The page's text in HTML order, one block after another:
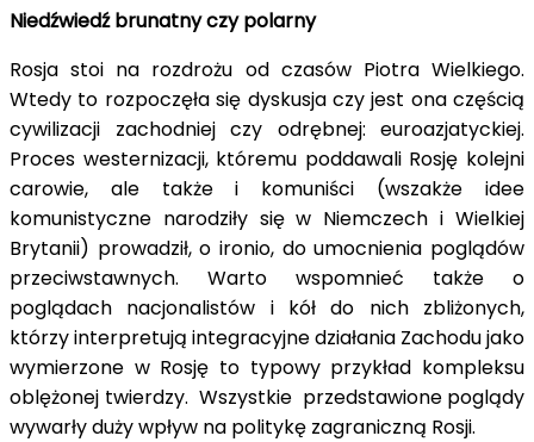
Niedźwiedź brunatny czy polarny
Rosja stoi na rozdrożu od czasów Piotra Wielkiego.
Wtedy to rozpoczęła się dyskusja czy jest ona częścią
cywilizacji zachodniej czy odrębnej: euroazjatyckiej.
Proces westernizacji, któremu poddawali Rosję kolejni
carowie, ale także i komuniści (wszakże idee
komunistyczne narodziły się w Niemczech i Wielkiej
Brytanii) prowadził, o ironio, do umocnienia poglądów
przeciwstawnych. Warto wspomnieć także o
poglądach nacjonalistów i kół do nich zbliżonych,
którzy interpretują integracyjne działania Zachodu jako
wymierzone w Rosję to typowy przykład kompleksu
oblężonej twierdzy. Wszystkie przedstawione poglądy
wywarły duży wpływ na politykę zagraniczną Rosji.